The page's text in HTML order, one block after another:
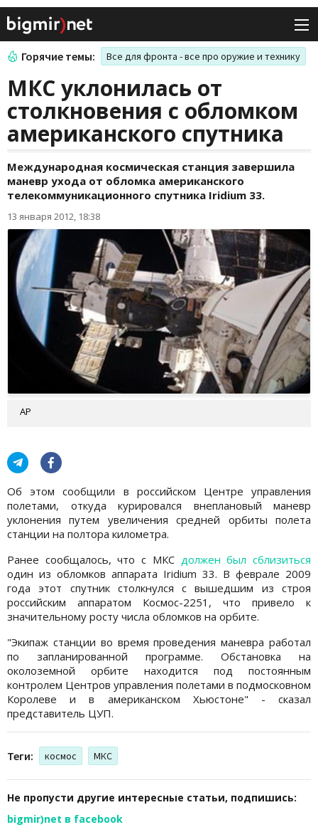
Горячие темы: Все для фронта - все про оружие и технику
МКС уклонилась от
столкновения с обломком
американского спутника
Международная космическая станция завершила
маневр ухода от обломка американского
телекоммуникационного спутника Iridium 33.
13 января 2012, 18:38
AP
Об этом сообщили в российском Центре управления
полетами, откуда курировался внеплановый маневр
уклонения путем увеличения средней орбиты полета
станции на полтора километра.
Ранее сообщалось, что с МКС должен был сблизиться
один из обломков аппарата Iridium 33. В феврале 2009
года этот спутник столкнулся с вышедшим из строя
российским аппаратом Космос-2251, что привело к
значительному росту числа обломков на орбите.
"Экипаж станции во время проведения маневра работал
по запланированной программе. Обстановка на
околоземной орбите находится под постоянным
контролем Центров управления полетами в подмосковном
Королеве и в американском Хьюстоне" - сказал
представитель ЦУП.
Теги: космос МКС
Не пропусти другие интересные статьи, подпишись:
bigmir)net в facebook